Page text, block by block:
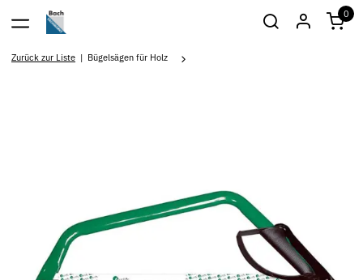
0
Zurück zur Liste Bügelsägen für Holz